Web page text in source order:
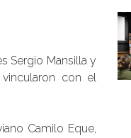
Sergio Mansilla y
con el
Camilo Eque,